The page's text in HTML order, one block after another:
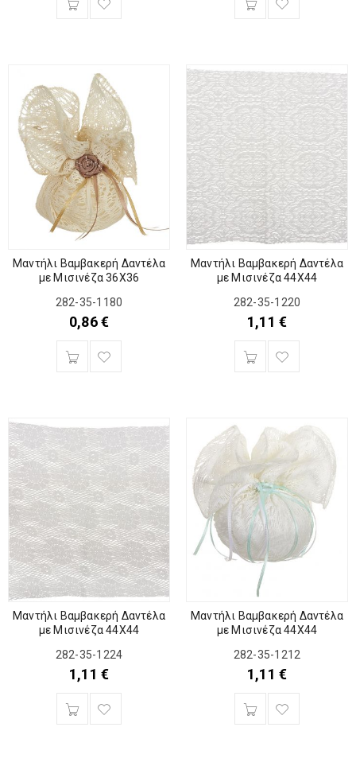
Μαντήλι Βαμβακερή Δαντέλα
με Μισινέζα 36Χ36
282-35-1180
0,86€
Μαντήλι Βαμβακερή Δαντέλα
με Μισινέζα 44Χ44
282-35-1220
1,11 €
Μαντήλι Βαμβακερή Δαντέλα
με Μισινέζα 44Χ44
282-35-1224
1,11 €
Μαντήλι Βαμβακερή Δαντέλα
με Μισινέζα 44Χ44
282-35-1212
1,11 €